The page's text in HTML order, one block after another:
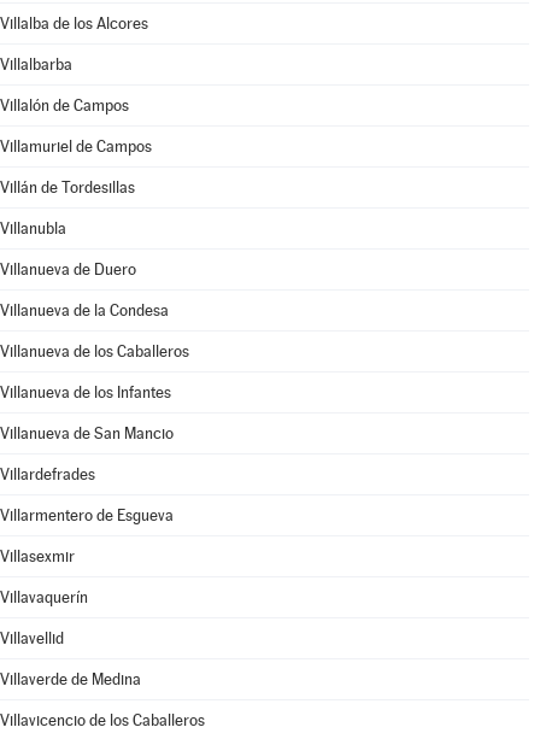
Villalba de los Alcores
Villalbarba
Villalón de Campos
Villamuriel de Campos
Villán de Tordesillas
Villanubla
Villanueva de Duero
Villanueva de la Condesa
Villanueva de los Caballeros
Villanueva de los Infantes
Villanueva de San Mancio
Villardefrades
Villarmentero de Esgueva
Villasexmir
Villavaquerín
Villavellid
Villaverde de Medina
Villavicencio de los Caballeros